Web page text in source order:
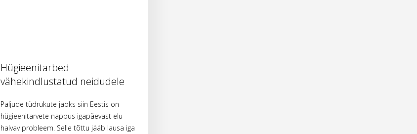
Hügieenitarbed
vähekindlustatud neidudele
Paljude tüdrukute jaoks siin Eestis on
hügieenitarvete nappus igapäevast elu
halvav probleem. Selle tõttu jääb lausa iga